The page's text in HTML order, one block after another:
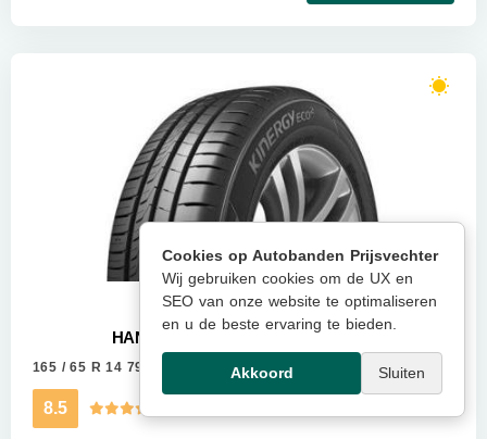
Cookies op Autobanden Prijsvechter
Wij gebruiken cookies om de UX en
SEO van onze website te optimaliseren
en u de beste ervaring te bieden.
Akkoord Sluiten
HANKOOK K435 KINERGY ECO 2
165 / 65 R 14 79T Meer info
8.5